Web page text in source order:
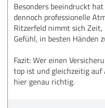
Besonders beeindruckt
dennoch professionelle
Ritzerfeld nimmt sich
Gefühl, in besten Händen
Fazit: Wer einen
top ist und gleichzeitig
hier genau richtig.